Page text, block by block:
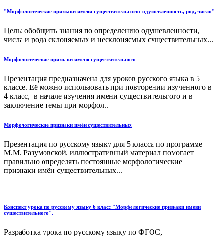
"Морфологические признаки имени существительного: одушевленность, род, число"
Цель: обобщить знания по определению одушевленности,
числа и рода склоняемых и несклоняемых существительных...
Морфологические признаки имени существительного
Презентация предназначена для уроков русского языка в 5
классе. Её можно использовать при повторении изученного в
4 класс, в начале изучения имени существительгого и в
заключение темы при морфол...
Морфологические признаки имён существительных
Презентация по русскому языку для 5 класса по программе
М.М. Разумовской. иллюстративный материал помогает
правильно определять постоянные морфологические
признаки имён существительных...
Конспект урока по русскому языку 6 класс "Морфологические признаки имени
существительного".
Разработка урока по русскому языку по ФГОС,